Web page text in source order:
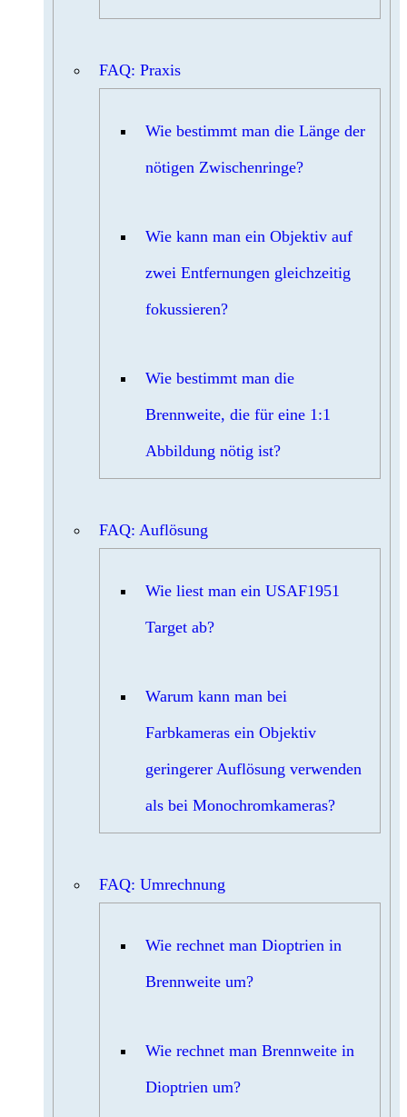
FAQ: Praxis
Wie bestimmt man die Länge der
nötigen Zwischenringe?
Wie kann man ein Objektiv auf
zwei Entfernungen gleichzeitig
fokussieren?
Wie bestimmt man die
Brennweite, die für eine 1:1
Abbildung nötig ist?
FAQ: Auflösung
Wie liest man ein USAF1951
Target ab?
Warum kann man bei
Farbkameras ein Objektiv
geringerer Auflösung verwenden
als bei Monochromkameras?
FAQ: Umrechnung
Wie rechnet man Dioptrien in
Brennweite um?
Wie rechnet man Brennweite in
Dioptrien um?